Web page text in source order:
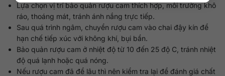
Lựa chọn vị trí bảo quản rượu cam thích hợp, môi trường khô
ráo, thoáng mát, tránh ánh nắng trực tiếp.
Sau quá trình ngâm, chuyển rượu cam vào chai đậy kín để
hạn chế tiếp xúc với không khí, bụi bẩn.
Bảo quản rượu cam ở nhiệt độ từ 10 đến 25 độ C, tránh nhiệt
độ quá lạnh hoặc quá nóng.
Nếu rượu cam đã để lâu thì nên kiểm tra lại để đánh giá chất